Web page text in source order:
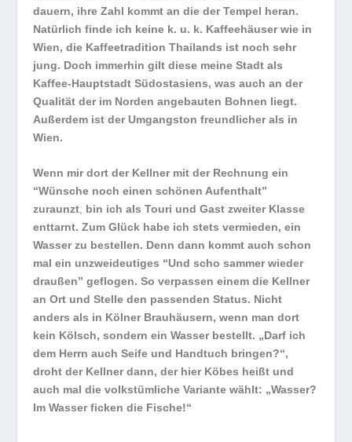
dauern, ihre Zahl kommt an die der Tempel heran.
Natürlich finde ich keine k. u. k. Kaffeehäuser wie in
Wien, die Kaffeetradition Thailands ist noch sehr
jung. Doch immerhin gilt diese meine Stadt als
Kaffee-Hauptstadt Südostasiens, was auch an der
Qualität der im Norden angebauten Bohnen liegt.
Außerdem ist der Umgangston freundlicher als in
Wien.
Wenn mir dort der Kellner mit der Rechnung ein
“Wünsche noch einen schönen Aufenthalt”
zuraunzt bin ich als Touri und Gast zweiter Klasse
enttarnt. Zum Glück habe ich stets vermieden, ein
Wasser zu bestellen. Denn dann kommt auch schon
mal ein unzweideutiges “Und scho sammer wieder
draußen” geflogen. So verpassen einem die Kellner
an Ort und Stelle den passenden Status. Nicht
anders als in Kölner Brauhäusern, wenn man dort
kein Kölsch, sondern ein Wasser bestellt. „Darf ich
dem Herrn auch Seife und Handtuch bringen?“,
droht der Kellner dann, der hier Köbes heißt und
auch mal die volkstümliche Variante wählt: „Wasser?
Im Wasser ficken die Fische!“